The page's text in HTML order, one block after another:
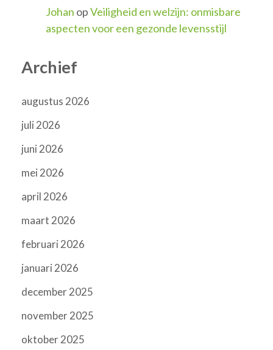
Johan opVeiligheid en welzijn: onmisbare
aspecten voor een gezonde levensstijl
Archief
augustus 2026
juli 2026
juni 2026
mei 2026
april 2026
maart 2026
februari 2026
januari 2026
december 2025
november 2025
oktober 2025